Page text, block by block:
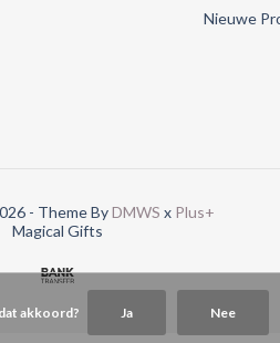
Nieuwe
- Theme ByDMWS x Plus+
Magical Gifts
akkoord? Ja Nee